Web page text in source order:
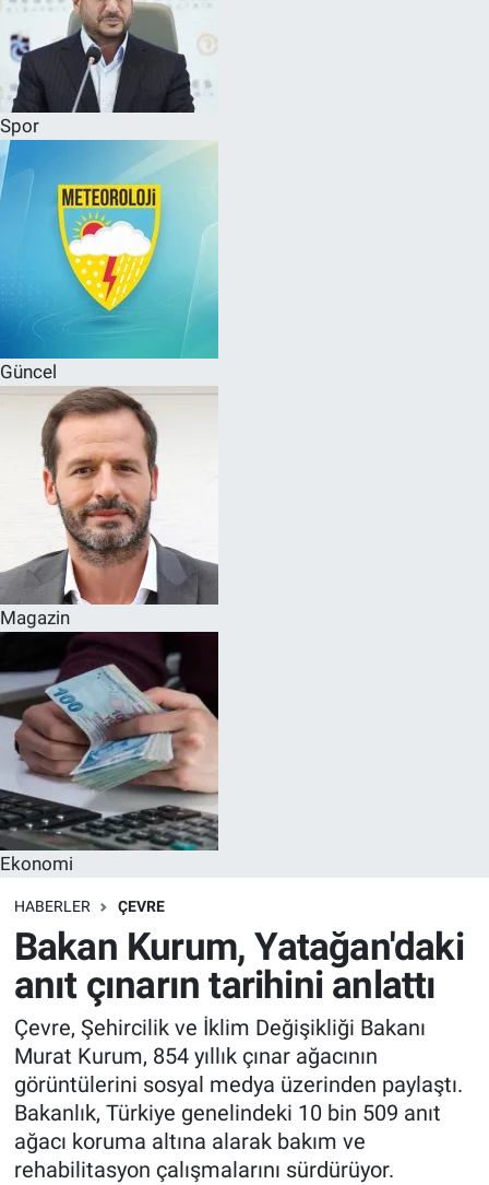
Spor
Güncel
Magazin
Ekonomi
HABERLER ÇEVRE
Bakan Kurum, Yatağan'daki
anıt çınarın tarihini anlattı
Çevre, Şehircilik ve İklim Değişikliği Bakanı
Murat Kurum, 854 yıllık çınar ağacının
görüntülerini sosyal medya üzerinden paylaştı.
Bakanlık, Türkiye genelindeki 10 bin 509 anıt
ağacı koruma altına alarak bakım ve
rehabilitasyon çalışmalarını sürdürüyor.